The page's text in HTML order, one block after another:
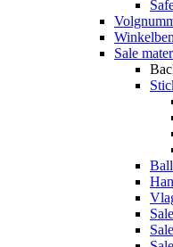
Sale